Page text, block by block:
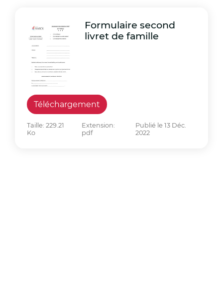
Formulaire second
livret de famille
Téléchargement
Taille: 229.21
Ko
Extension:
pdf
Publié le 13 Déc.
2022